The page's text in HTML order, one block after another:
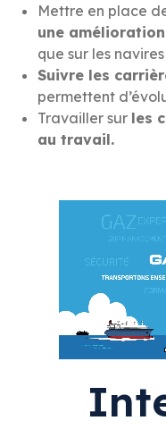
Mettre en place
une
que sur les navires
Suivre les
permettent
Travailler sur les
au travail.